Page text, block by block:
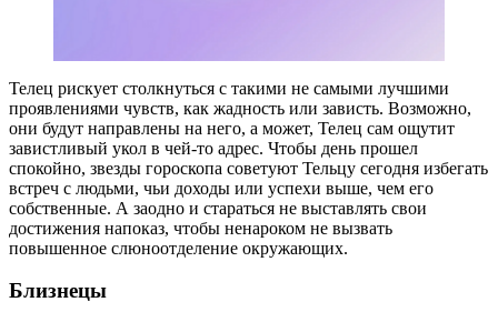
Телец рискует столкнуться с такими не самыми лучшими
проявлениями чувств, как жадность или зависть. Возможно,
они будут направлены на него, а может, Телец сам ощутит
завистливый укол в чей-то адрес. Чтобы день прошел
спокойно, звезды гороскопа советуют Тельцу сегодня избегать
встреч с людьми, чьи доходы или успехи выше, чем его
собственные. А заодно и стараться не выставлять свои
достижения напоказ, чтобы ненароком не вызвать
повышенное слюноотделение окружающих.
Близнецы